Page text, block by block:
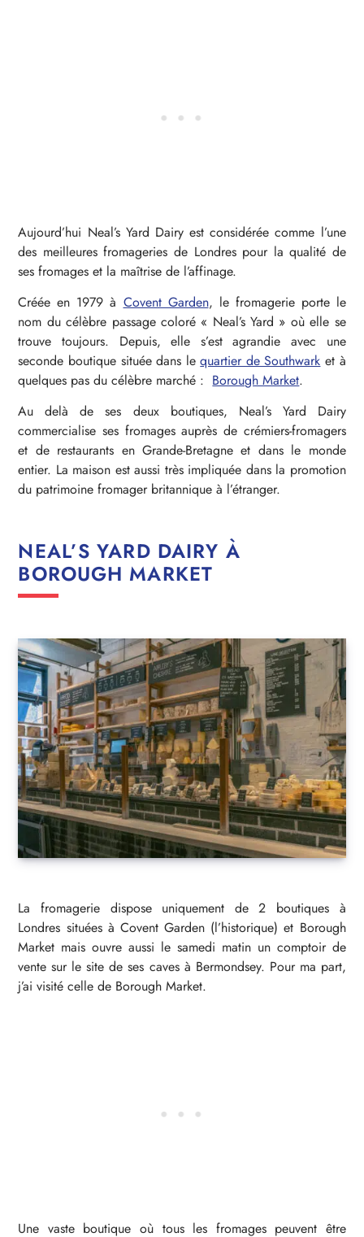
Aujourd’hui Neal’s Yard Dairy est considérée comme l’une
des meilleures fromageries de Londres pour la qualité de
ses fromages et la maîtrise de l’affinage.
Créée en 1979 à Covent Garden, le fromagerie porte le
nom du célèbre passage coloré « Neal’s Yard » où elle se
trouve toujours. Depuis, elle s’est agrandie avec une
seconde boutique située dans lequartier de Southwark et à
quelques pas du célèbre marché : Borough Market.
Au delà de ses deux boutiques, Neal’s Yard Dairy
commercialise ses fromages auprès de crémiers-fromagers
et de restaurants en Grande-Bretagne et dans le monde
entier. La maison est aussi très impliquée dans la promotion
du patrimoine fromager britannique à l’étranger.
NEAL’S YARD DAIRY À
BOROUGH MARKET
La fromagerie dispose uniquement de 2 boutiques à
Londres situées à Covent Garden (l’historique) et Borough
Market mais ouvre aussi le samedi matin un comptoir de
vente sur le site de ses caves à Bermondsey. Pour ma part,
j’ai visité celle de Borough Market.
Une vaste boutique où tous les fromages peuvent être